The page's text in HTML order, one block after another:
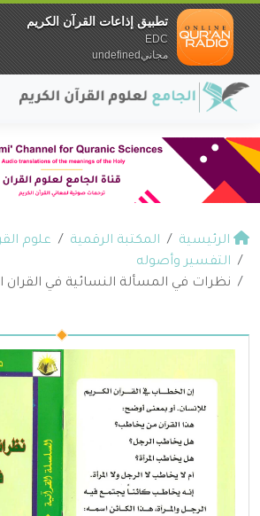
الرئيسية المكتبة الرقمية
علوم
التفسير وأصوله
نظرات في المسألة النسائية في القران
تطبيق إذاعات القرآن الكريم
EDC
مجانيundefined